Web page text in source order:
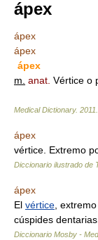
ápex
ápex
ápex
ápex
m. anat. Vértice o
Medical Dictionary. 2011
ápex
vértice. Extremo
Diccionario ilustrado de
ápex
El vértice ,
cúspides dentarias.
Diccionario Mosby -